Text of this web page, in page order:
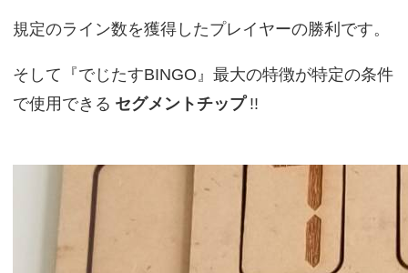
規定のライン数を獲得したプレイヤーの勝利です。
そして『でじたすBINGO』最大の特徴が特定の条件
で使用できる セグメントチップ !!